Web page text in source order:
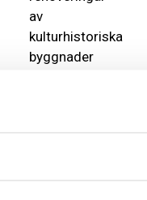
av
kulturhistoriska
byggnader
Förutom ett